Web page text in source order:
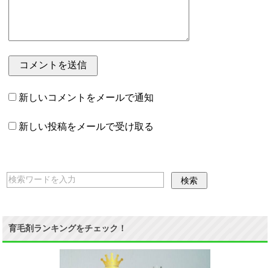
新しいコメントをメールで通知
新しい投稿をメールで受け取る
育毛剤ランキングをチェック！